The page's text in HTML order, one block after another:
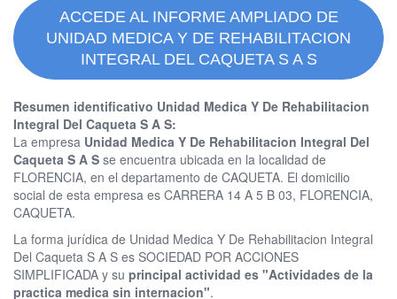
ACCEDE AL INFORME AMPLIADO DE
UNIDAD MEDICA Y DE REHABILITACION
INTEGRAL DEL CAQUETA S A S
Resumen identificativo Unidad Medica Y De Rehabilitacion
Integral Del Caqueta S A S:
La empresa Unidad Medica Y De Rehabilitacion Integral Del
Caqueta S A S se encuentra ubicada en la localidad de
FLORENCIA, en el departamento de CAQUETA. El domicilio
social de esta empresa es CARRERA 14 A 5 B 03, FLORENCIA,
CAQUETA.
La forma jurídica de Unidad Medica Y De Rehabilitacion Integral
Del Caqueta S A S es SOCIEDAD POR ACCIONES
SIMPLIFICADA y su principal actividad es "Actividades de la
practica medica sin internacion".